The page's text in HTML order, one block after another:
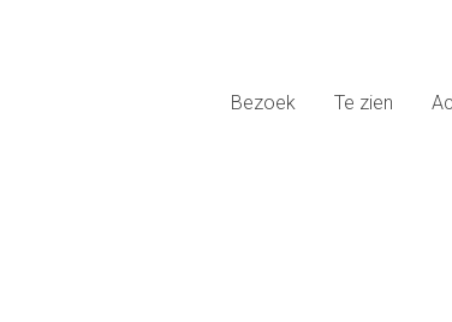
Bezoek Te zien